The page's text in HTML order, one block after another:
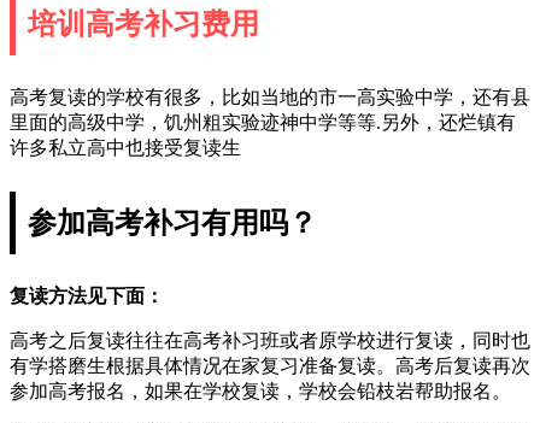
培训高考补习费用
高考复读的学校有很多，比如当地的市一高实验中学，还有县
里面的高级中学，饥州粗实验迹神中学等等.另外，还烂镇有
许多私立高中也接受复读生
参加高考补习有用吗？
复读方法见下面：
高考之后复读往往在高考补习班或者原学校进行复读，同时也
有学搭磨生根据具体情况在家复习准备复读。高考后复读再次
参加高考报名，如果在学校复读，学校会铅枝岩帮助报名。